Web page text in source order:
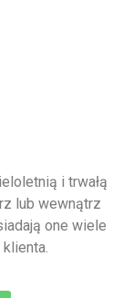
i trwałą
lub wewnątrz
one wiele